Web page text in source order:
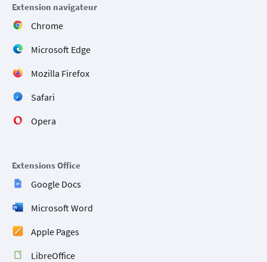
Extension navigateur
Chrome
Microsoft Edge
Mozilla Firefox
Safari
Opera
Extensions Office
Google Docs
Microsoft Word
Apple Pages
LibreOffice